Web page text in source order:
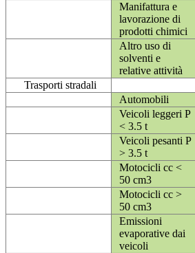
Manifattura e
lavorazione di
prodotti chimici
Altro uso di
solventi e
relative attività
Trasporti stradali
Automobili
Veicoli leggeri P
< 3.5 t
Veicoli pesanti P
> 3.5 t
Motocicli cc <
50 cm3
Motocicli cc >
50 cm3
Emissioni
evaporative dai
veicoli